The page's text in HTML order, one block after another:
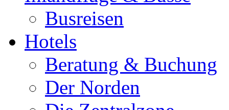
Busreisen
Hotels
Beratung & Buchung
Der Norden